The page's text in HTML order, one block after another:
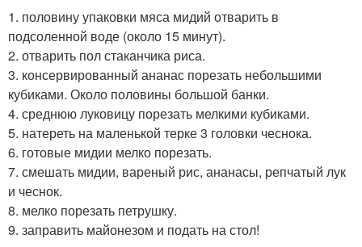
1. половину упаковки мяса мидий отварить в
подсоленной воде (около 15 минут).
2. отварить пол стаканчика риса.
3. консервированный ананас порезать небольшими
кубиками. Около половины большой банки.
4. среднюю луковицу порезать мелкими кубиками.
5. натереть на маленькой терке 3 головки чеснока.
6. готовые мидии мелко порезать.
7. смешать мидии, вареный рис, ананасы, репчатый лук
и чеснок.
8. мелко порезать петрушку.
9. заправить майонезом и подать на стол!